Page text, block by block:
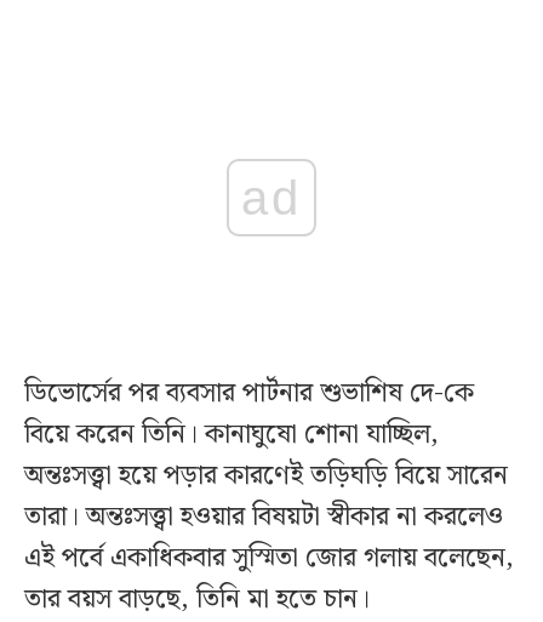
ad
ডিভোর্সের পর ব্যবসার পার্টনার শুভাশিষ দে-কে
বিয়ে করেন তিনি। কানাঘুষো শোনা যাচ্ছিল,
অন্তঃসত্ত্বা হয়ে পড়ার কারণেই তড়িঘড়ি বিয়ে সারেন
তারা। অন্তঃসত্ত্বা হওয়ার বিষয়টা স্বীকার না করলেও
এই পর্বে একাধিকবার সুস্মিতা জোর গলায় বলেছেন,
তার বয়স বাড়ছে, তিনি মা হতে চান।